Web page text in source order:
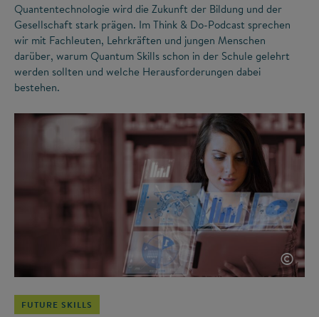
Quantentechnologie wird die Zukunft der Bildung und der
Gesellschaft stark prägen. Im Think & Do-Podcast sprechen
wir mit Fachleuten, Lehrkräften und jungen Menschen
darüber, warum Quantum Skills schon in der Schule gelehrt
werden sollten und welche Herausforderungen dabei
bestehen.
©
FUTURE SKILLS